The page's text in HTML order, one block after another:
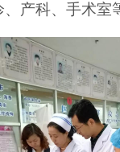
产科、手术室